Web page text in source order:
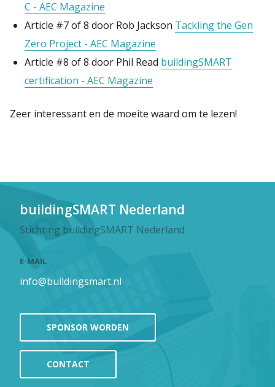
C - AEC Magazine
Article #7 of 8 door Rob Jackson Tackling the Gen
Zero Project - AEC Magazine
Article #8 of 8 door Phil Read buildingSMART
certification - AEC Magazine
Zeer interessant en de moeite waard om te lezen!
buildingSMART Nederland
Stichting buildingSMART Nederland
E-MAIL
info@buildingsmart.nl
SPONSOR WORDEN
CONTACT